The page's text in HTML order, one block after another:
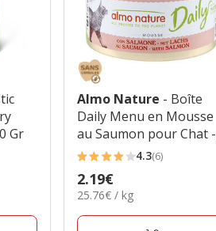
Gr
Almo Nature - Boîte
Daily Menu en Mousse
au Saumon pour Chat -
85g
4.3
étoiles
avec
6
4.3(6)
Prix
2.19€
2.19€
25.76€
Kg
25.76€ / kg